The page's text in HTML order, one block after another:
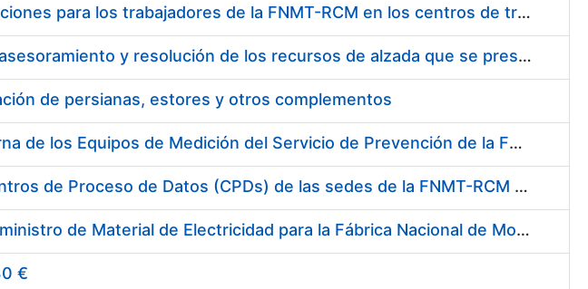
Suministro de gafas graduadas antiproyecciones para los trabajadores de la FNMT-RCM en los centros de trabajo de Madrid y Burgos
Servicios de una empresa externa para el asesoramiento y resolución de los recursos de alzada que se presentan relacionados con procesos de selección para la FNMT-RCM
de persianas, estores y otros complementos
Servicio de Calibración y Verificación Externa de los Equipos de Medición del Servicio de Prevención de la FNMT-RCM
Conexión mediante Fibra Óptica de los Centros de Proceso de Datos (CPDs) de las sedes de la FNMT-RCM de Burgos y Madrid
Contratación de acuerdo marco para el Suministro de Material de Electricidad para la Fábrica Nacional de Moneda y Timbre-Real Casa de la Moneda en su centro de trabajo de Burgos
€